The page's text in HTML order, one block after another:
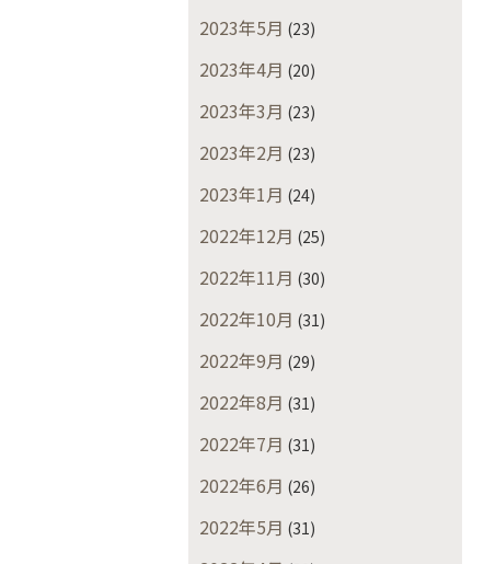
2023年5月 (23)
2023年4月 (20)
2023年3月 (23)
2023年2月 (23)
2023年1月 (24)
2022年12月 (25)
2022年11月 (30)
2022年10月 (31)
2022年9月 (29)
2022年8月 (31)
2022年7月 (31)
2022年6月 (26)
2022年5月 (31)